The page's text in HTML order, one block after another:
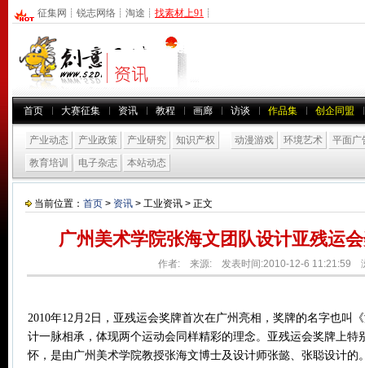
征集网 ┊ 锐志网络 ┊ 淘途 ┊ 找素材上91 ┊
首页 大赛征集 资讯 教程 画廊 访谈 作品集 创企同盟
产业动态 产业政策 产业研究 知识产权 动漫游戏 环境艺术
平面广
教育培训
电子杂志 本站动态
当前位置： 首页 > 资讯 > 工业资讯 > 正文
广州美术学院张海文团队设计亚残运
作者: 来源: 发表时间:2010-12-6 11:21:59
2010年12月2日，亚残运会奖牌首次在广州亮相，奖牌的名字也叫
计一脉相承，体现两个运动会同样精彩的理念。亚残运会奖牌上特
怀，是由广州美术学院教授张海文博士及设计师张懿、张聪设计的